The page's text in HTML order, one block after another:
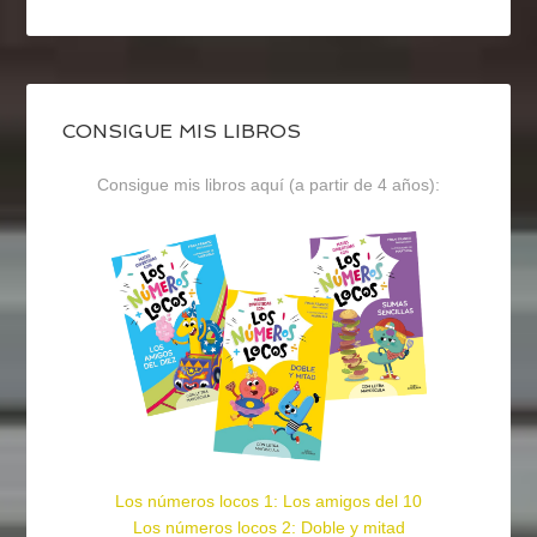
CONSIGUE MIS LIBROS
Consigue mis libros aquí (a partir de 4 años):
Los números locos 1: Los amigos del 10
Los números locos 2: Doble y mitad